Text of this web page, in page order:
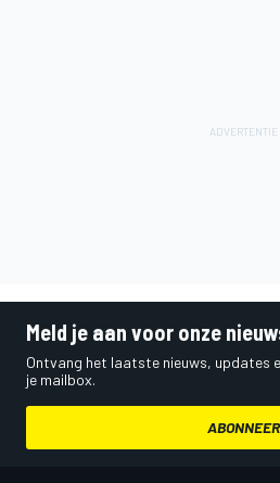
Meld je aan voor onze
Ontvang het laatste nieuws, updates
je mailbox.
ABONNEER